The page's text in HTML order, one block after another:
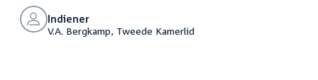
Indiener
V.A. Bergkamp, Tweede Kamerlid